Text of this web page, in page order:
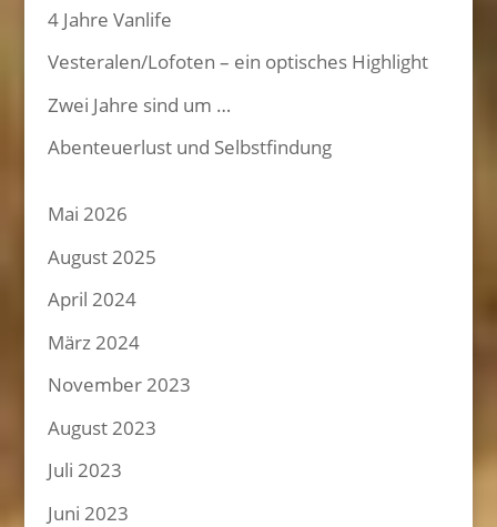
4 Jahre Vanlife
Vesteralen/Lofoten – ein optisches Highlight
Zwei Jahre sind um …
Abenteuerlust und Selbstfindung
Mai 2026
August 2025
April 2024
März 2024
November 2023
August 2023
Juli 2023
Juni 2023